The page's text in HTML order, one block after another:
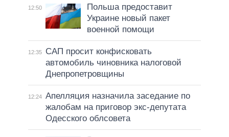
12:50
Польша предоставит
Украине новый пакет
военной помощи
12:35
САП просит конфисковать
автомобиль чиновника налоговой
Днепропетровщины
12:24 Апелляция назначила заседание по
жалобам на приговор экс-депутата
Одесского облсовета